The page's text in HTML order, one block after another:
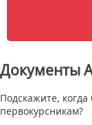
Документы
Подскажите,
первокурсникам?